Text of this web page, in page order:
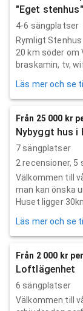
"Eget
4-6 sängplatser
Rymligt
20 km söder om
braskamin, tv,
Läs mer och se
Från 25 000 kr
Nybyggt hus i
7 sängplatser
2 recensioner, 5
Välkommen till
man kan önska
Huset ligger
Läs mer och se
Från 2 000 kr
Loftlägenhet
6 sängplatser
Välkommen till